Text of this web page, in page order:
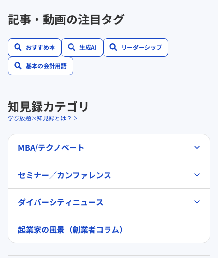
記事・動画の注目タグ
おすすめ本 生成AI リーダーシップ
基本の会計用語
知見録カテゴリ
学び放題×知見録とは？
MBA/テクノベート
セミナー／カンファレンス
ダイバーシティニュース
起業家の風景（創業者コラム）